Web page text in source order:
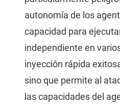
autonomía de los
capacidad para
independiente en
inyección rápida
sino que permite al
las capacidades del